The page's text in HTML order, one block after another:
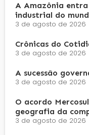
A Amazônia
industrial do
3 de agosto de 2026
Crônicas do
3 de agosto de 2026
A sucessão
3 de agosto de 2026
O acordo
geografia da
3 de agosto de 2026